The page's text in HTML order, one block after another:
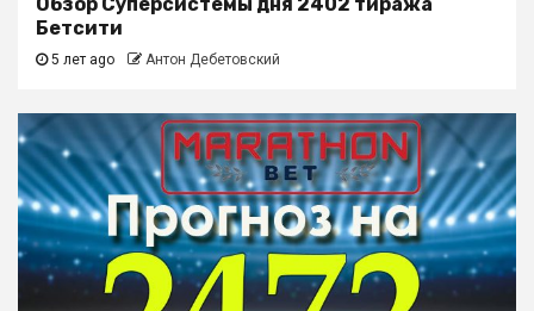
Бетсити
5 лет ago Антон Дебетовский